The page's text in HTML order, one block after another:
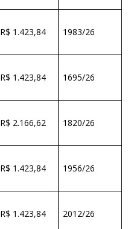
R$ 1.423,84 1983/26
R$ 1.423,84 1695/26
R$ 2.166,62 1820/26
R$ 1.423,84 1956/26
R$ 1.423,84 2012/26